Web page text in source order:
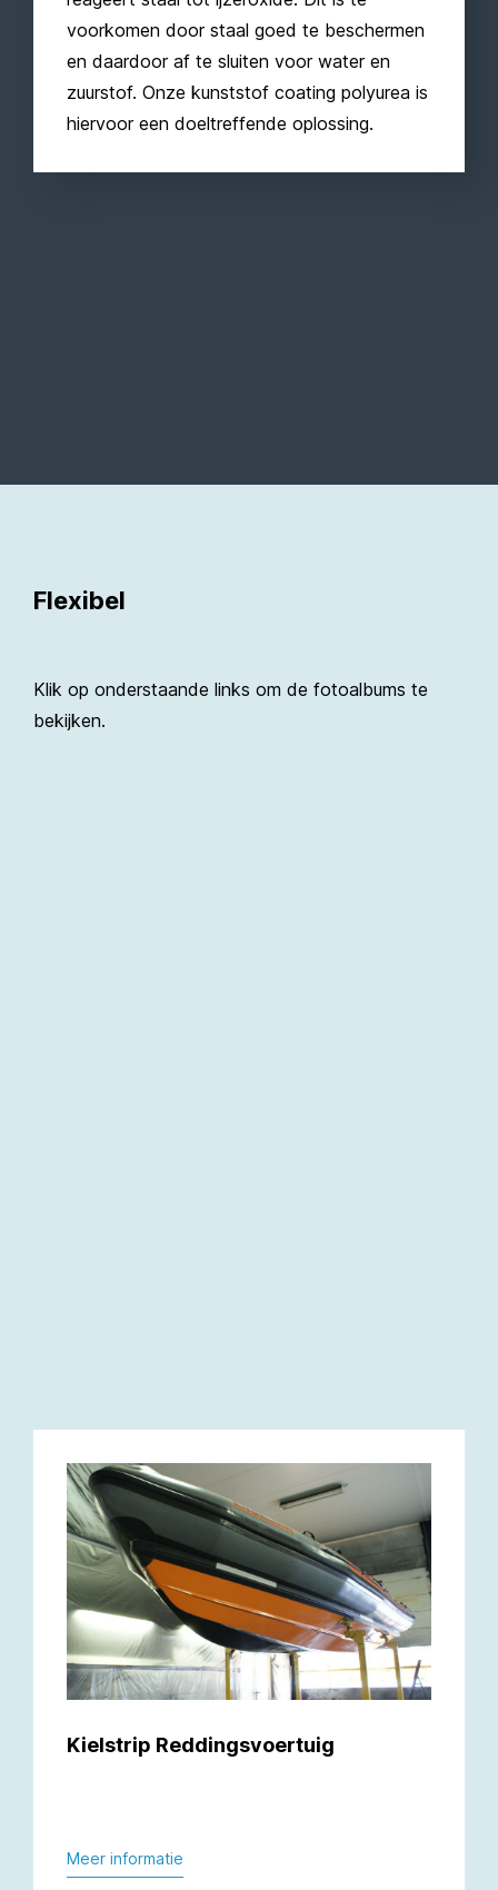
voorkomen door staal goed te beschermen
en daardoor af te sluiten voor water en
zuurstof. Onze kunststof coating polyurea is
hiervoor een doeltreffende oplossing.
Flexibel
Klik op onderstaande links om de fotoalbums te
bekijken.
Kielstrip Reddingsvoertuig
Meer informatie